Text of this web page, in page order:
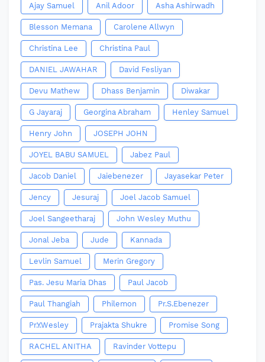
Ajay Samuel Anil Adoor Asha Ashirwadh
Blesson Memana Carolene Allwyn
Christina Lee Christina Paul
DANIEL JAWAHAR David Fesliyan
Devu Mathew Dhass Benjamin Diwakar
G Jayaraj Georgina Abraham Henley Samuel
Henry John JOSEPH JOHN
JOYEL BABU SAMUEL Jabez Paul
Jacob Daniel Jaiebenezer Jayasekar Peter
Jency Jesuraj Joel Jacob Samuel
Joel Sangeetharaj John Wesley Muthu
Jonal Jeba Jude Kannada
Levlin Samuel Merin Gregory
Pas. Jesu Maria Dhas Paul Jacob
Paul Thangiah Philemon Pr.S.Ebenezer
Pr.Y.Wesley Prajakta Shukre Promise Song
RACHEL ANITHA Ravinder Vottepu